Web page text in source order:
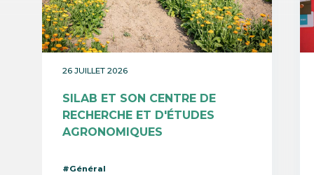
26 JUILLET 2026
SILAB ET SON CENTRE DE
RECHERCHE ET D'ÉTUDES
AGRONOMIQUES
#Général